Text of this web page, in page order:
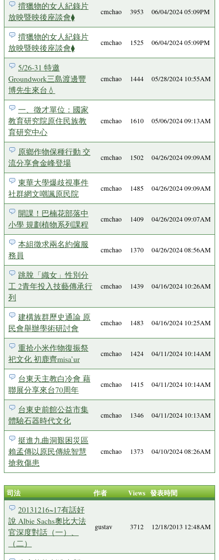
揹獵物的女人紀錄片
放映暨映後座談會⧫
cmchao 3953 06/04/2024 05:09PM
揹獵物的女人紀錄片
放映暨映後座談會⧫
cmchao 1525 06/04/2024 05:09PM
5/26-31 特邀
Groundwork三島渡邊豐
博先生來台💧
cmchao 1444 05/28/2024 10:55AM
一、徵才單位：國家
教育研究院原住民族教
育研究中心
cmchao 1610 05/06/2024 09:13AM
原鄉作物保種行動 交
流分享會金峰登場
cmchao 1502 04/26/2024 09:09AM
東華大學爆歧視事件
社群網文嘲諷原民院
cmchao 1485 04/26/2024 09:09AM
開課！巴楠花部落中
小學 規劃植物系列課程
cmchao 1409 04/26/2024 09:07AM
本組徵求兩名約僱服
務員
cmchao 1370 04/26/2024 08:56AM
跳脫「織女」性別分
工 2青年投入技藝傳承行
列
cmchao 1439 04/16/2024 10:26AM
建構族群歷史通論 原
民會舉辦學術研討會
cmchao 1483 04/16/2024 10:25AM
重拾小米作物復振祭
祀文化 初鹿齊misa’ur
cmchao 1424 04/11/2024 10:14AM
台東天主教白冷會 藉
聯展分享來台70周年
cmchao 1415 04/11/2024 10:14AM
台東史前館公益市集
體驗石器時代文化
cmchao 1346 04/11/2024 10:13AM
挺進九曲洞艱困災區
賴孟傳以原民傳統智慧
搶救傷患
cmchao 1373 04/10/2024 08:26AM
司法 作者 Views 發表時間
20131216~17有話好
說 Albie Sachs奧比大法
官深度對話（一）、
（二）
gustav 3712 12/18/2013 12:48AM